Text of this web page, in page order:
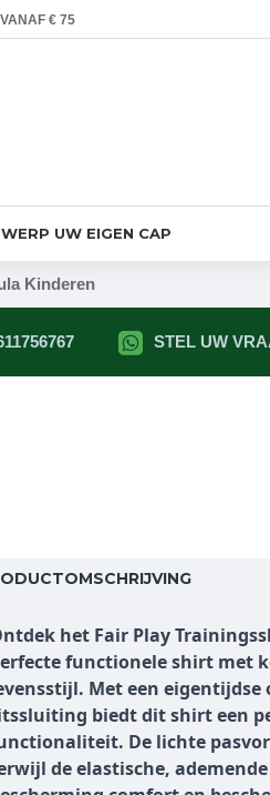
€ 75
UW EIGEN CAP
Kinderen
STEL UW
het Fair Play
functionele shirt met
Met een
biedt dit shirt een
De lichte
de elastische,